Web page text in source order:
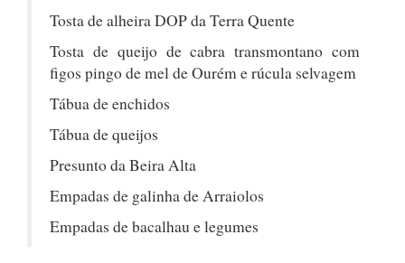
Tosta de alheira DOP da Terra Quente
Tosta de queijo de cabra transmontano com
figos pingo de mel de Ourém e rúcula selvagem
Tábua de enchidos
Tábua de queijos
Presunto da Beira Alta
Empadas de galinha de Arraiolos
Empadas de bacalhau e legumes